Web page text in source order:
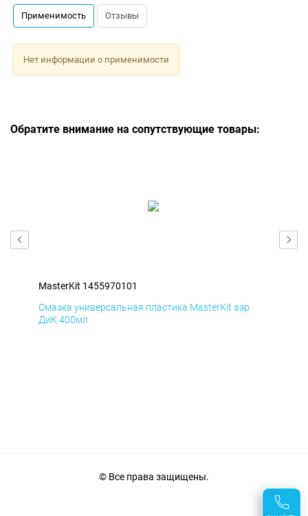
Применимость Отзывы
Нет информации о применимости
Обратите внимание на сопутствующие товары:
MasterKit 1455970101
Смазка универсальная пластика MasterKit аэр
ДиК 400мл
© Все права защищены.